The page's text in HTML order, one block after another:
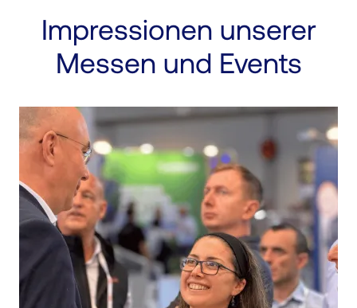
Impressionen unserer
Messen und Events